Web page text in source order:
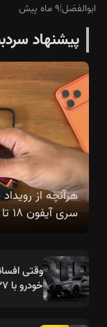
ابوالفضل|۹ ماه پیش
پیشنهاد
سری آیفون ۱۸ تا اولین آیفون تاشو
وقتی
خودرو با ۲۷ محصول در سال ۲۰۲۶